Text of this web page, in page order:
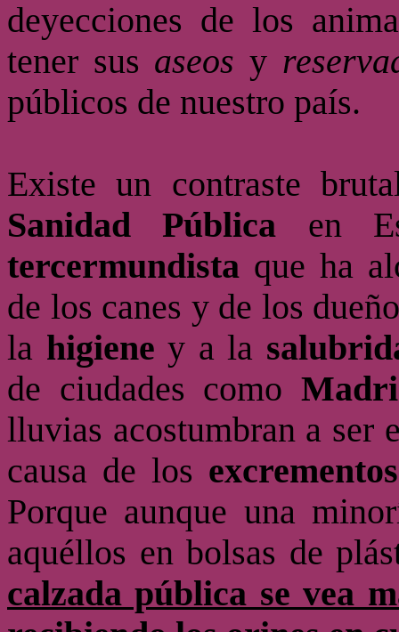
deyecciones de los
tener sus aseos y
públicos de nuestro país.
Existe un contraste
Sanidad Pública en
tercermundista que ha
de los canes y de los
la higiene y a la
de ciudades como
lluvias acostumbran a ser
causa de los excrementos
Porque aunque una
aquéllos en bolsas de
calzada pública se vea